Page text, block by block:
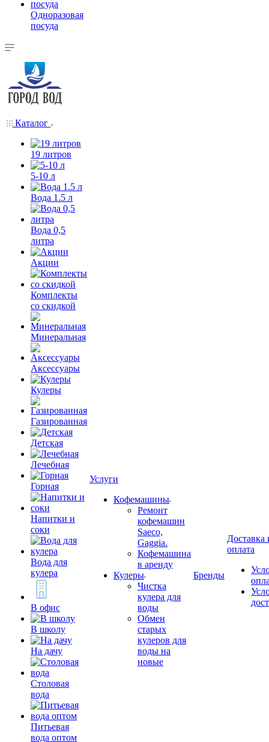
Одноразовая
посуда
Каталог
19 литров
5-10 л
Вода 1.5 л
Вода 0,5
литра
Акции
Комплекты
со скидкой
Минеральная
Аксессуары
Кулеры
Газированная
Детская
Лечебная
Горная
Напитки и
соки
Вода для
кулера
В офис
В школу
На дачу
Столовая
вода
Питьевая
вода оптом
Услуги
Кофемашины
Ремонт
кофемашин
Saeco,
Gaggia.
Кофемашина
в аренду
Кулеры
Чистка
кулера для
воды
Обмен
старых
кулеров для
воды на
новые
Бренды
Доставка
оплата